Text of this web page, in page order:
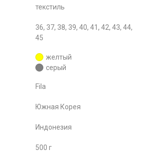
текстиль
36, 37, 38, 39, 40, 41, 42, 43, 44,
45
желтый
серый
Fila
Южная Корея
Индонезия
500 г